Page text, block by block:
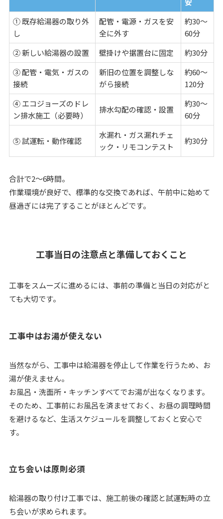
① 既存給湯器の取り外
し
配管・電源・ガスを安
全に外す
約30〜
60分
② 新しい給湯器の設置
壁掛けや据置台に固定
約30分
③ 配管・電気・ガスの
接続
新旧の位置を調整しな
がら接続
約60〜
120分
④ エコジョーズのドレ
ン排水施工（必要時）
排水勾配の確認・設置
約30〜
60分
⑤ 試運転・動作確認
水漏れ・ガス漏れチェ
ック・リモコンテスト
約30分
合計で2〜6時間。
作業環境が良好で、標準的な交換であれば、午前中に始めて
昼過ぎには完了することがほとんどです。
工事当日の注意点と準備しておくこと
工事をスムーズに進めるには、事前の準備と当日の対応がと
ても大切です。
工事中はお湯が使えない
当然ながら、工事中は給湯器を停止して作業を行うため、お
湯が使えません。
お風呂・洗面所・キッチンすべてでお湯が出なくなります。
そのため、工事前にお風呂を済ませておく、お昼の調理時間
を避けるなど、生活スケジュールを調整しておくと安心で
す。
立ち会いは原則必須
給湯器の取り付け工事では、施工前後の確認と試運転時の立
ち会いが求められます。